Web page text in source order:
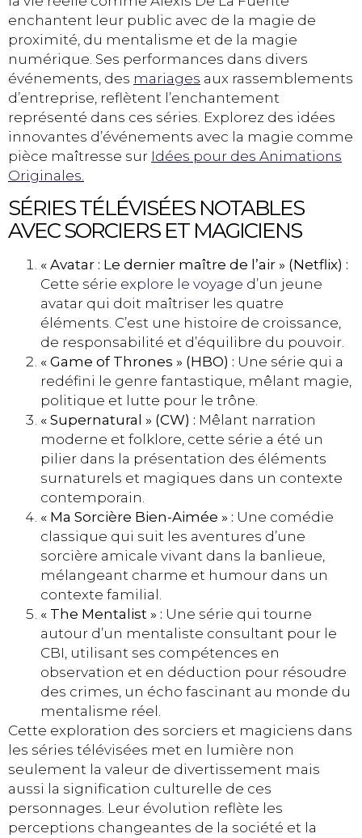
enchantent leur public avec de la magie de
proximité, du mentalisme et de la magie
numérique. Ses performances dans divers
événements, des mariages aux rassemblements
d’entreprise, reflètent l’enchantement
représenté dans ces séries. Explorez des idées
innovantes d’événements avec la magie comme
pièce maîtresse sur Idées pour des Animations
Originales.
SÉRIES TÉLÉVISÉES NOTABLES
AVEC SORCIERS ET MAGICIENS
« Avatar : Le dernier maître de l’air » (Netflix) :
Cette série explore le voyage d’un jeune
avatar qui doit maîtriser les quatre
éléments. C’est une histoire de croissance,
de responsabilité et d’équilibre du pouvoir.
« Game of Thrones » (HBO) : Une série qui a
redéfini le genre fantastique, mêlant magie,
politique et lutte pour le trône.
« Supernatural » (CW) : Mêlant narration
moderne et folklore, cette série a été un
pilier dans la présentation des éléments
surnaturels et magiques dans un contexte
contemporain.
« Ma Sorcière Bien-Aimée » : Une comédie
classique qui suit les aventures d’une
sorcière amicale vivant dans la banlieue,
mélangeant charme et humour dans un
contexte familial.
« The Mentalist » : Une série qui tourne
autour d’un mentaliste consultant pour le
CBI, utilisant ses compétences en
observation et en déduction pour résoudre
des crimes, un écho fascinant au monde du
mentalisme réel.
Cette exploration des sorciers et magiciens dans
les séries télévisées met en lumière non
seulement la valeur de divertissement mais
aussi la signification culturelle de ces
personnages. Leur évolution reflète les
perceptions changeantes de la société et la